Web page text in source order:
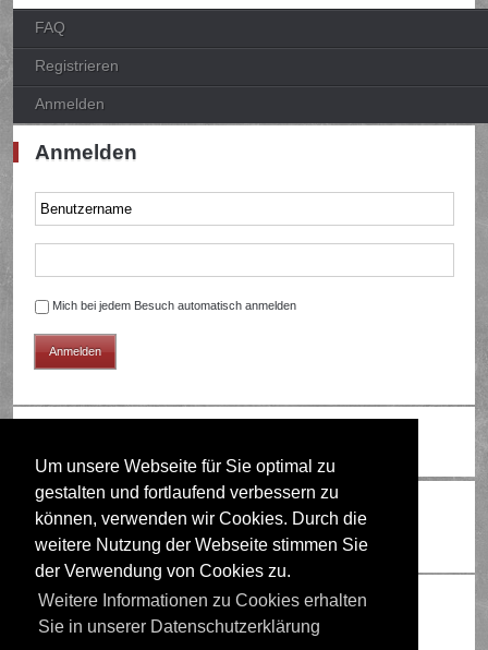
Um unsere Webseite für Sie optimal zu
gestalten und fortlaufend verbessern zu
können, verwenden wir Cookies. Durch die
weitere Nutzung der Webseite stimmen Sie
der Verwendung von Cookies zu.
Weitere Informationen zu Cookies erhalten
Sie in unserer Datenschutzerklärung
FAQ
Registrieren
Anmelden
Anmelden
Mich bei jedem Besuch automatisch anmelden
Wer ist online?
Mitglieder in diesem Forum: 0 Mitglieder und 2 Gäste
Berechtigungen in diesem Forum
Du darfstkeineneuen Themen in diesem Forum erstellen.